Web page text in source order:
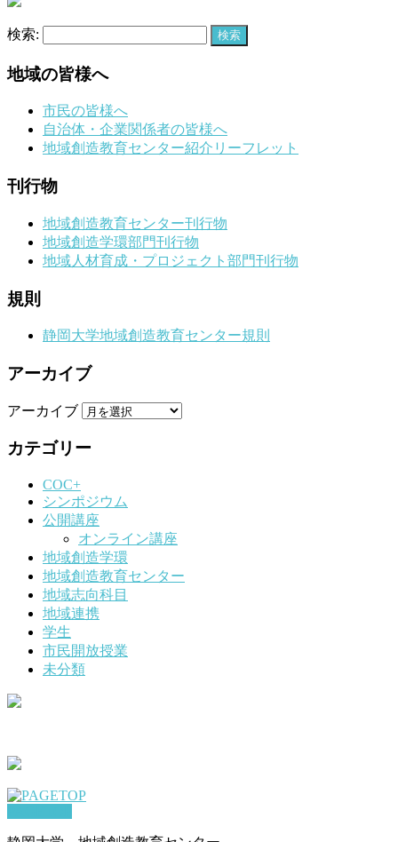
検索:
地域の皆様へ
市民の皆様へ
自治体・企業関係者の皆様へ
地域創造教育センター紹介リーフレット
刊行物
地域創造教育センター刊行物
地域創造学環部門刊行物
地域人材育成・プロジェクト部門刊行物
規則
静岡大学地域創造教育センター規則
アーカイブ
アーカイブ
カテゴリー
COC+
シンポジウム
公開講座
オンライン講座
地域創造学環
地域創造教育センター
地域志向科目
地域連携
学生
市民開放授業
未分類